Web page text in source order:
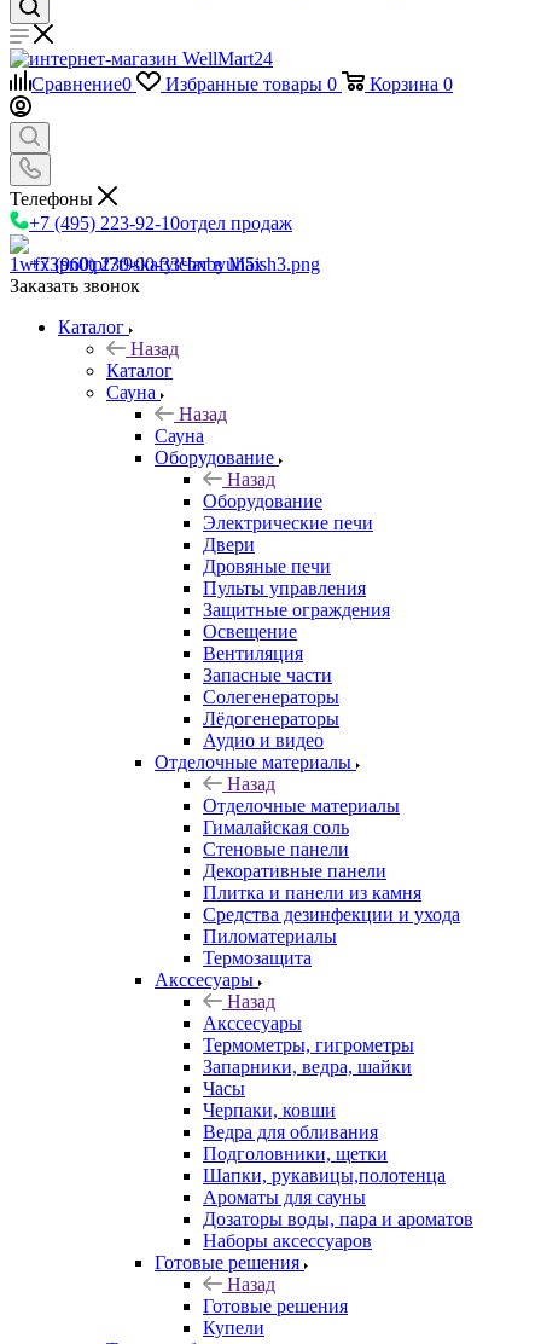
Сравнение0 Избранные товары 0 Корзина 0
Телефоны
+7 (495) 223-92-10отдел продаж
+7 (960) 230-00-33Чат в Max
Заказать звонок
Каталог
Назад
Каталог
Сауна
Назад
Сауна
Оборудование
Назад
Оборудование
Электрические печи
Двери
Дровяные печи
Пульты управления
Защитные ограждения
Освещение
Вентиляция
Запасные части
Солегенераторы
Лёдогенераторы
Аудио и видео
Отделочные материалы
Назад
Отделочные материалы
Гималайская соль
Стеновые панели
Декоративные панели
Плитка и панели из камня
Средства дезинфекции и ухода
Пиломатериалы
Термозащита
Аксcесуары
Назад
Аксcесуары
Термометры, гигрометры
Запарники, ведра, шайки
Часы
Черпаки, ковши
Ведра для обливания
Подголовники, щетки
Шапки, рукавицы,полотенца
Ароматы для сауны
Дозаторы воды, пара и ароматов
Наборы аксессуаров
Готовые решения
Назад
Готовые решения
Купели